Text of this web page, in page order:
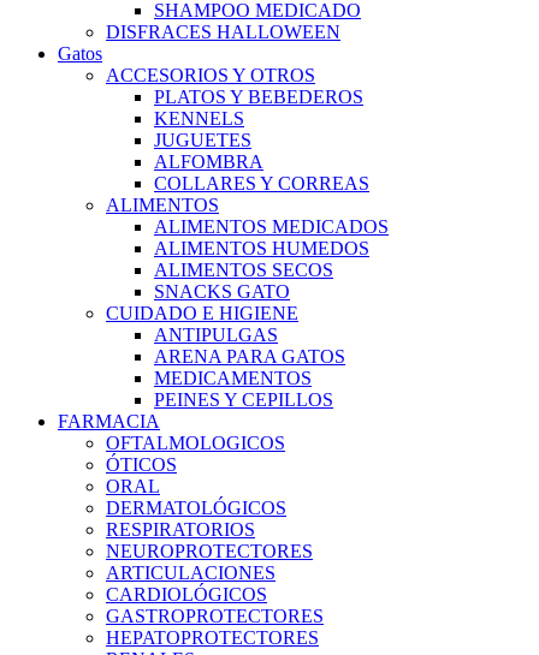
SHAMPOO MEDICADO
DISFRACES HALLOWEEN
Gatos
ACCESORIOS Y OTROS
PLATOS Y BEBEDEROS
KENNELS
JUGUETES
ALFOMBRA
COLLARES Y CORREAS
ALIMENTOS
ALIMENTOS MEDICADOS
ALIMENTOS HUMEDOS
ALIMENTOS SECOS
SNACKS GATO
CUIDADO E HIGIENE
ANTIPULGAS
ARENA PARA GATOS
MEDICAMENTOS
PEINES Y CEPILLOS
FARMACIA
OFTALMOLOGICOS
ÓTICOS
ORAL
DERMATOLÓGICOS
RESPIRATORIOS
NEUROPROTECTORES
ARTICULACIONES
CARDIOLÓGICOS
GASTROPROTECTORES
HEPATOPROTECTORES